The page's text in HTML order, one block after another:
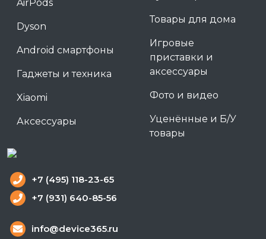
AirPods
Dyson
Android смартфоны
Гаджеты и техника
Xiaomi
Аксессуары
Товары для дома
Игровые
приставки и
аксессуары
Фото и видео
Уценённые и Б/У
товары
+7 (495) 118-23-65
+7 (931) 640-85-56
info@device365.ru